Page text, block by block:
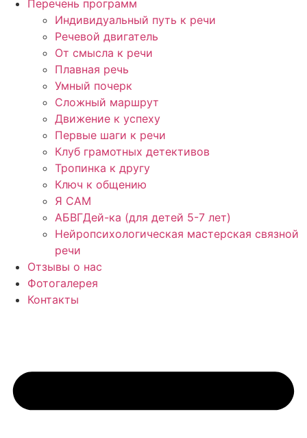
Перечень программ
Индивидуальный путь к речи
Речевой двигатель
От смысла к речи
Плавная речь
Умный почерк
Сложный маршрут
Движение к успеху
Первые шаги к речи
Клуб грамотных детективов
Тропинка к другу
Ключ к общению
Я САМ
АБВГДей-ка (для детей 5-7 лет)
Нейропсихологическая мастерская связной
речи
Отзывы о нас
Фотогалерея
Контакты